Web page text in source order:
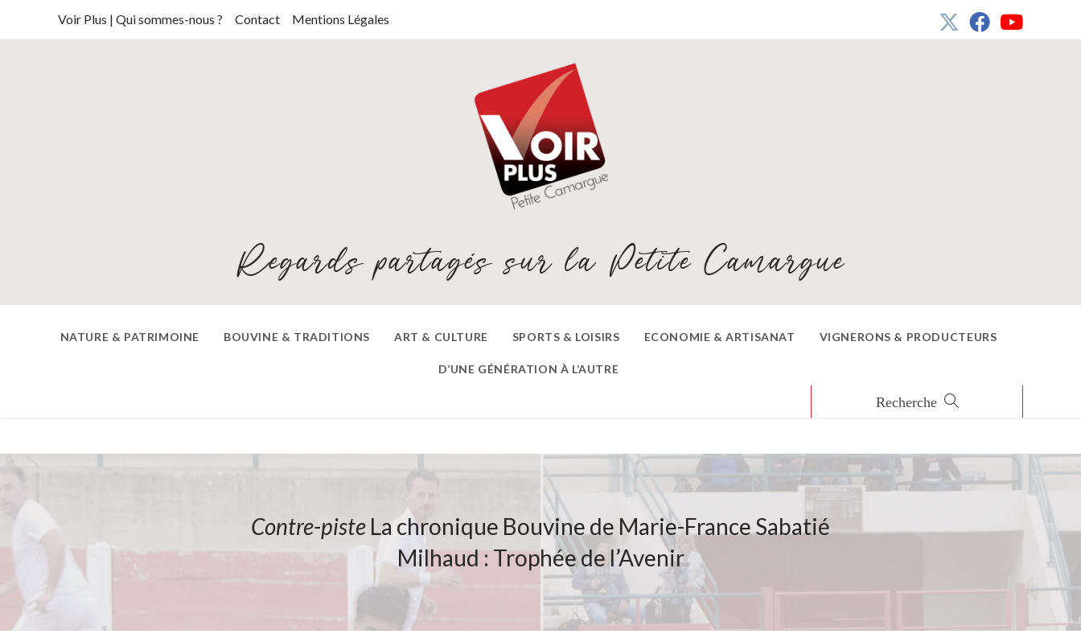
Voir Plus | Qui sommes-nous ? Contact Mentions Légales
Regards partagés sur la Petite Camargue
NATURE & PATRIMOINE BOUVINE & TRADITIONS ART & CULTURE SPORTS & LOISIRS ECONOMIE & ARTISANAT VIGNERONS & PRODUCTEURS
D’UNE GÉNÉRATION À L’AUTRE
Contre-piste La chronique Bouvine de Marie-France Sabatié
Milhaud : Trophée de l’Avenir